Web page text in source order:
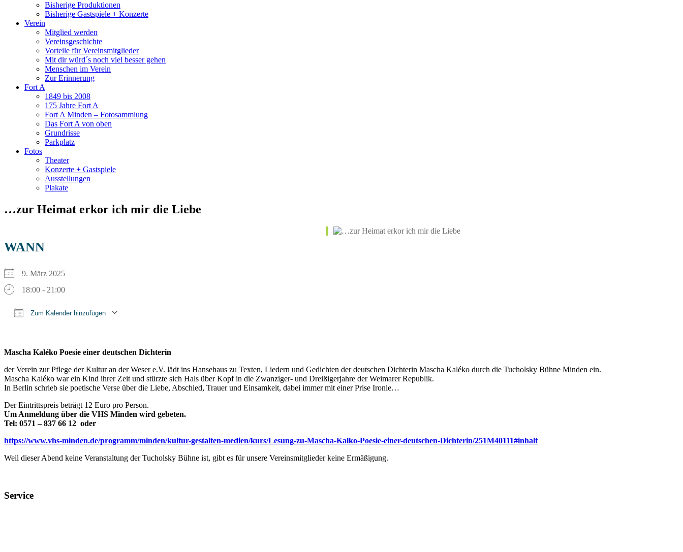
Bisherige Produktionen
Bisherige Gastspiele + Konzerte
Verein
Mitglied werden
Vereinsgeschichte
Vorteile für Vereinsmitglieder
Mit dir würd´s noch viel besser gehen
Menschen im Verein
Zur Erinnerung
Fort A
1849 bis 2008
175 Jahre Fort A
Fort A Minden – Fotosammlung
Das Fort A von oben
Grundrisse
Parkplatz
Fotos
Theater
Konzerte + Gastspiele
Ausstellungen
Plakate
…zur Heimat erkor ich mir die Liebe
WANN
9. März 2025
18:00 - 21:00
Zum Kalender hinzufügen
Mascha Kaléko Poesie einer deutschen Dichterin
der Verein zur Pflege der Kultur an der Weser e.V. lädt ins Hansehaus zu Texten, Liedern und Gedichten der deutschen Dichterin Mascha Kaléko durch die Tucholsky Bühne Minden ein.
Mascha Kaléko war ein Kind ihrer Zeit und stürzte sich Hals über Kopf in die Zwanziger- und Dreißigerjahre der Weimarer Republik.
In Berlin schrieb sie poetische Verse über die Liebe, Abschied, Trauer und Einsamkeit, dabei immer mit einer Prise Ironie…
Der Eintrittspreis beträgt 12 Euro pro Person.
Um Anmeldung über die VHS Minden wird gebeten.
Tel: 0571 – 837 66 12 oder
https://www.vhs-minden.de/programm/minden/kultur-gestalten-medien/kurs/Lesung-zu-Mascha-Kalko-Poesie-einer-deutschen-Dichterin/251M40111#inhalt
Weil dieser Abend keine Veranstaltung der Tucholsky Bühne ist, gibt es für unsere Vereinsmitglieder keine Ermäßigung.
Service